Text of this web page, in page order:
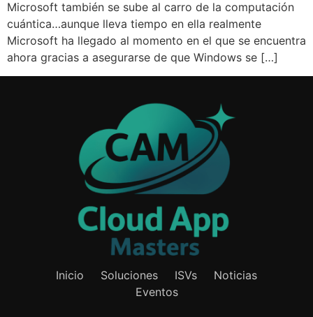
Microsoft también se sube al carro de la computación
cuántica…aunque lleva tiempo en ella realmente
Microsoft ha llegado al momento en el que se encuentra
ahora gracias a asegurarse de que Windows se […]
Inicio Soluciones ISVs
Noticias
Eventos